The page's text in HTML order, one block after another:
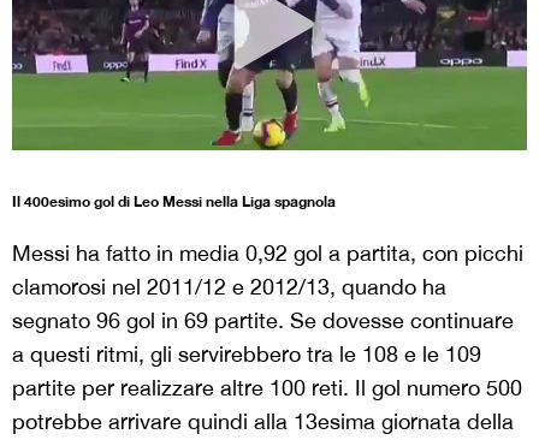
Il 400esimo gol di Leo Messi nella Liga spagnola
Messi ha fatto in media 0,92 gol a partita, con picchi
clamorosi nel 2011/12 e 2012/13, quando ha
segnato 96 gol in 69 partite. Se dovesse continuare
a questi ritmi, gli servirebbero tra le 108 e le 109
partite per realizzare altre 100 reti. Il gol numero 500
potrebbe arrivare quindi alla 13esima giornata della